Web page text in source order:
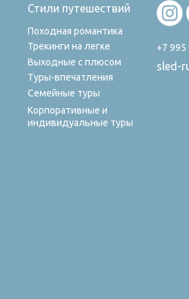
Стили путешествий
Корпоративные и
индивидуальные туры
Семейные туры
Туры-впечатления
Выходные с плюсом
Трекинги на легке
Походная романтика
+7 995
sled-